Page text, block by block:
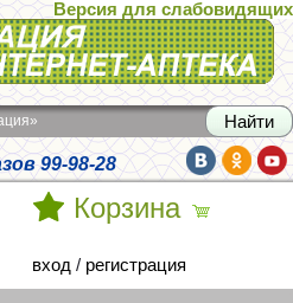
Версия для слабовидящих
99-98-28
Корзина
вход / регистрация